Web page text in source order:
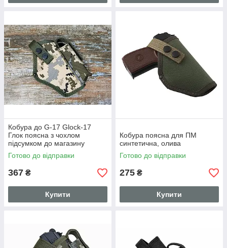
Кобура до G-17 Glock-17
Глок поясна з чохлом
підсумком до магазину
Піксель SV
Готово до відправки
367 ₴
Купити
Кобура поясна для ПМ
синтетична, олива
Готово до відправки
275 ₴
Купити